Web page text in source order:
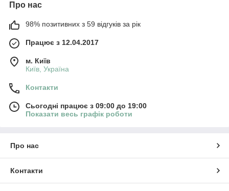
Про нас
98% позитивних з 59 відгуків за рік
Працює з 12.04.2017
м. Київ
Київ, Україна
Контакти
Сьогодні працює з 09:00 до 19:00
Показати весь графік роботи
Про нас
Контакти